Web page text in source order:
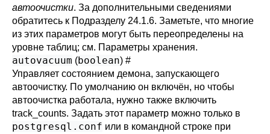
автоочистки. За дополнительными сведениями
обратитесь к Подразделу 24.1.6. Заметьте, что многие
из этих параметров могут быть переопределены на
уровне таблиц; см. Параметры хранения.
autovacuum (boolean) #
Управляет состоянием демона, запускающего
автоочистку. По умолчанию он включён, но чтобы
автоочистка работала, нужно также включить
track_counts. Задать этот параметр можно только в
postgresql.conf или в командной строке при